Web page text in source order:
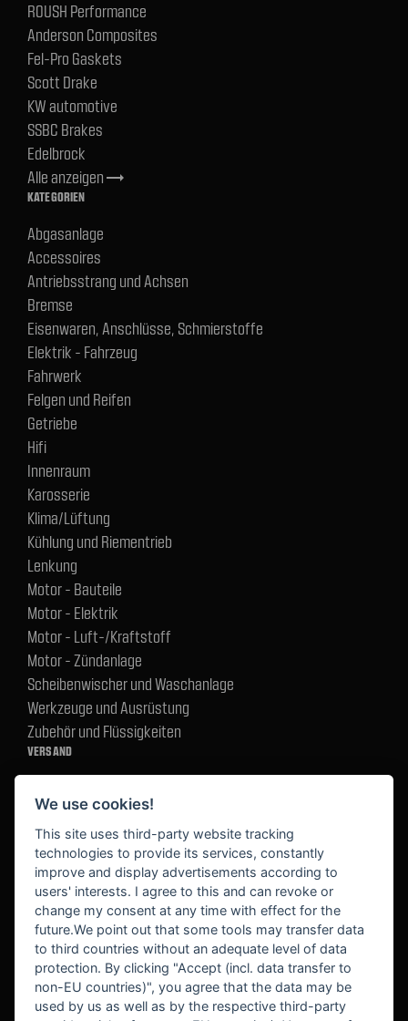
ROUSH Performance
Anderson Composites
Fel-Pro Gaskets
Scott Drake
KW automotive
SSBC Brakes
Edelbrock
Alle anzeigentrending_flat
KATEGORIEN
Abgasanlage
Accessoires
Antriebsstrang und Achsen
Bremse
Eisenwaren, Anschlüsse, Schmierstoffe
Elektrik - Fahrzeug
Fahrwerk
Felgen und Reifen
Getriebe
Hifi
Innenraum
Karosserie
Klima/Lüftung
Kühlung und Riementrieb
Lenkung
Motor - Bauteile
Motor - Elektrik
Motor - Luft-/Kraftstoff
Motor - Zündanlage
Scheibenwischer und Waschanlage
Werkzeuge und Ausrüstung
Zubehör und Flüssigkeiten
VERSAND
BEKANNT AUS
We use cookies!
This site uses third-party website tracking
technologies to provide its services, constantly
improve and display advertisements according to
users' interests. I agree to this and can revoke or
change my consent at any time with effect for the
future.We point out that some tools may transfer data
to third countries without an adequate level of data
protection. By clicking "Accept (incl. data transfer to
non-EU countries)", you agree that the data may be
used by us as well as by the respective third-party